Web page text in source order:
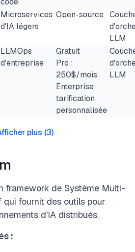
Microservices
d'IA légers
Open-source
LLM
LLMOps
d'entreprise
Gratuit
Pro :
250$/mois
Enterprise :
tarification
personnalisée
LLM
plus (3)
framework de Système Multi-
qui fournit des outils pour
d'IA distribués.
: